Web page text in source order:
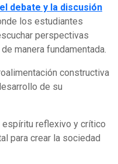
el debate y la discusión
los estudiantes
perspectivas
manera fundamentada.
constructiva
de su
espíritu reflexivo y crítico
para crear la sociedad